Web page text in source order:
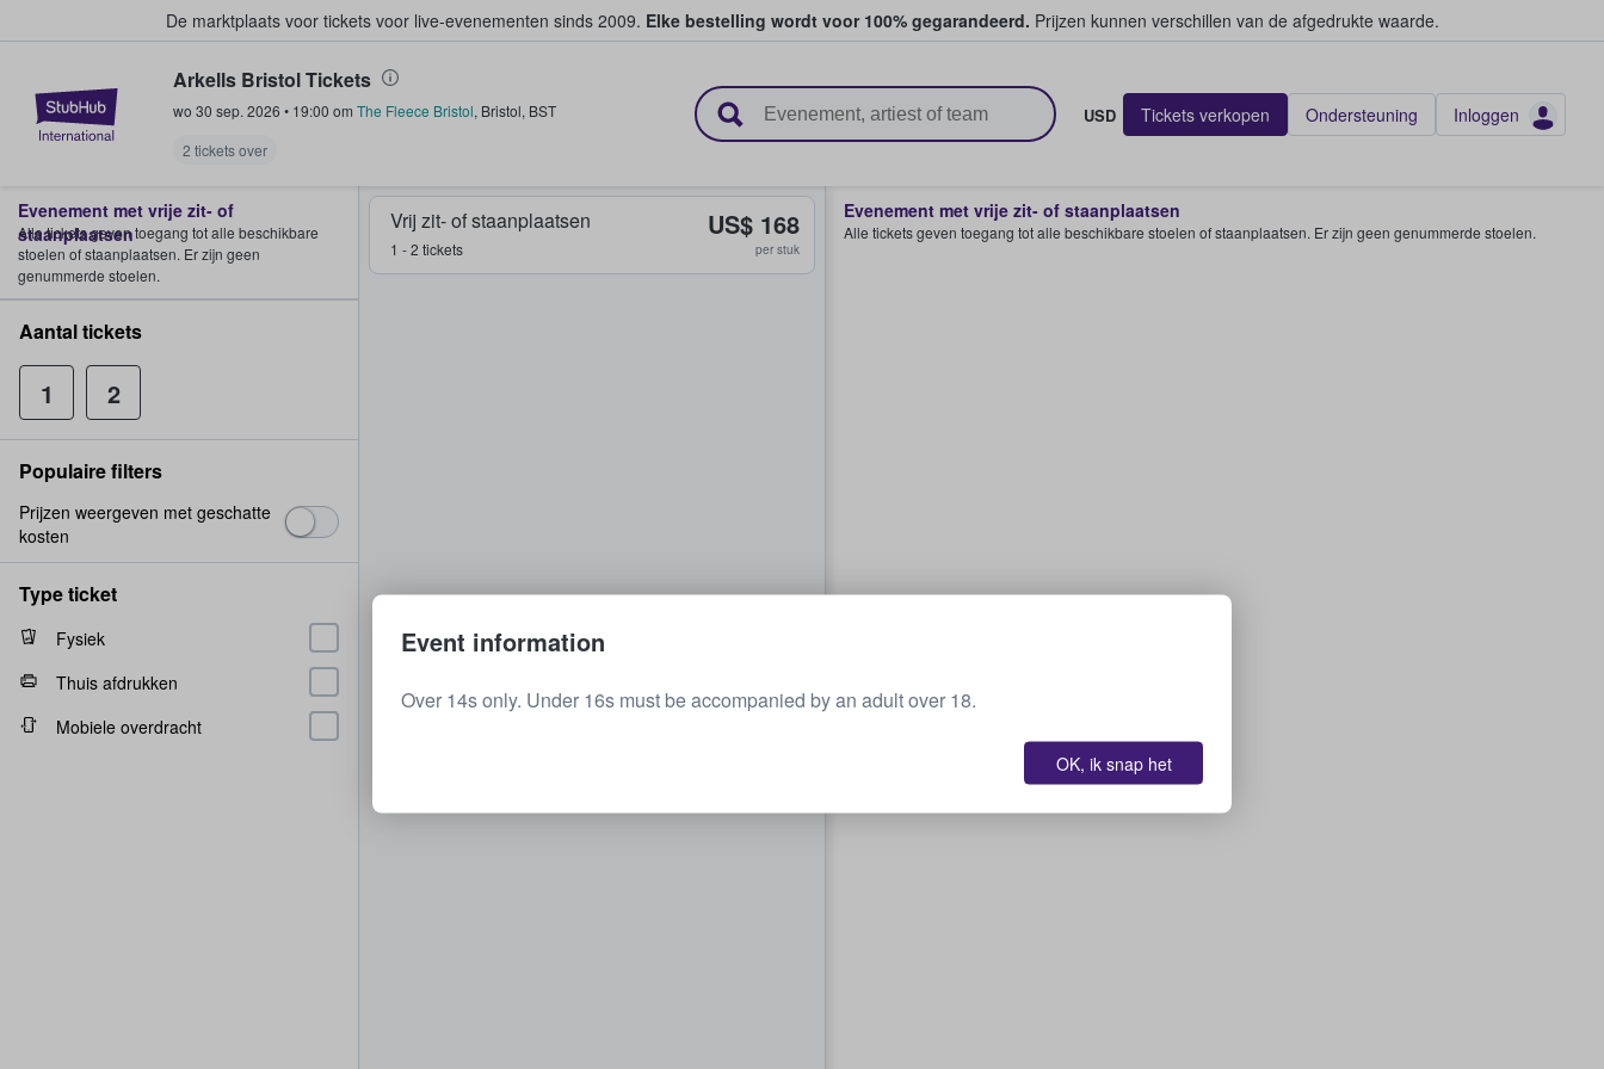
De marktplaats voor tickets voor live-evenementen sinds 2009. Elke bestelling wordt voor 100% gegarandeerd. Prijzen kunnen verschillen van de afgedrukte waarde.
StubHub: waar fans tickets kopen en verkopen
Arkells Bristol Tickets
wo 30 sep. 2026 • 19:00 om The Fleece Bristol, Bristol, BST
2 tickets over
USD Tickets verkopen Ondersteuning Inloggen
Vrij zit- of staanplaatsen
1 - 2 tickets
US$ 168
per stuk
Evenement met vrije zit- of staanplaatsen
Alle tickets geven toegang tot alle beschikbare stoelen of staanplaatsen. Er zijn geen genummerde stoelen.
Evenement met vrije zit- of
staanplaatsen
Alle tickets geven toegang tot alle beschikbare
stoelen of staanplaatsen. Er zijn geen
genummerde stoelen.
Aantal tickets
1 2
Populaire filters
Prijzen weergeven met geschatte
kosten
Type ticket
Fysiek
Thuis afdrukken
Mobiele overdracht
Event information
Over 14s only. Under 16s must be accompanied by an adult over 18.
OK, ik snap het